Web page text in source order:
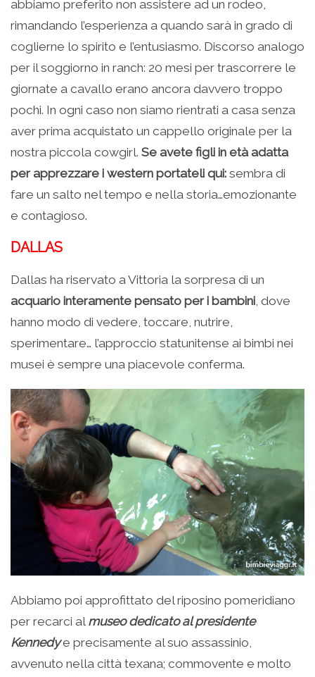
abbiamo preferito non assistere ad un rodeo,
rimandando l’esperienza a quando sarà in grado di
coglierne lo spirito e l’entusiasmo. Discorso analogo
per il soggiorno in ranch: 20 mesi per trascorrere le
giornate a cavallo erano ancora davvero troppo
pochi. In ogni caso non siamo rientrati a casa senza
aver prima acquistato un cappello originale per la
nostra piccola cowgirl. Se avete figli in età adatta
per apprezzare i western portateli qui: sembra di
fare un salto nel tempo e nella storia…emozionante
e contagioso.
DALLAS
Dallas ha riservato a Vittoria la sorpresa di un
acquario interamente pensato per i bambini, dove
hanno modo di vedere, toccare, nutrire,
sperimentare… l’approccio statunitense ai bimbi nei
musei è sempre una piacevole conferma.
Abbiamo poi approfittato del riposino pomeridiano
per recarci al museo dedicato al presidente
Kennedye precisamente al suo assassinio,
avvenuto nella città texana; commovente e molto